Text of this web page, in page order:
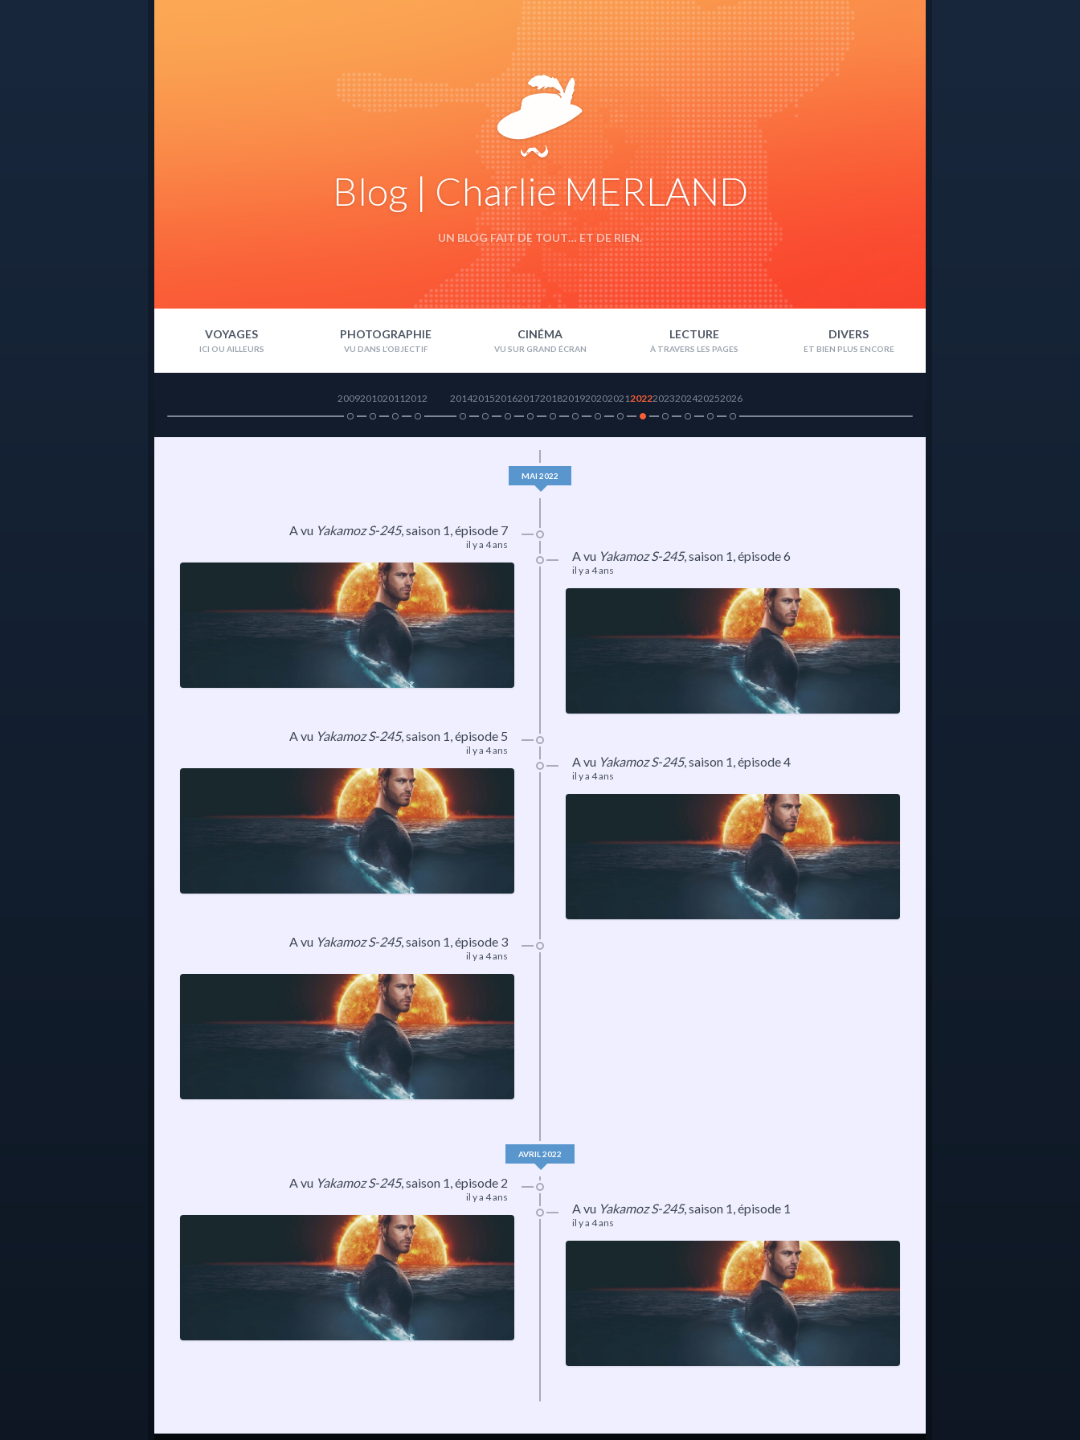
Blog | Charlie MERLAND
UN BLOG FAIT DE TOUT… ET DE RIEN.
VOYAGES PHOTOGRAPHIE CINÉMA LECTURE DIVERS
2009201020112012 2014201520162017201820192020202120222023202420252026
MAI 2022
A vu Yakamoz S-245,saison 1, épisode 7
il y a 4 ans
A vu Yakamoz S-245,saison 1, épisode 6
il y a 4 ans
A vu Yakamoz S-245,saison 1, épisode 5
il y a 4 ans
A vu Yakamoz S-245,saison 1, épisode 4
il y a 4 ans
A vu Yakamoz S-245,saison 1, épisode 3
il y a 4 ans
AVRIL 2022
A vu Yakamoz S-245,saison 1, épisode 2
il y a 4 ans
A vu Yakamoz S-245,saison 1, épisode 1
il y a 4 ans